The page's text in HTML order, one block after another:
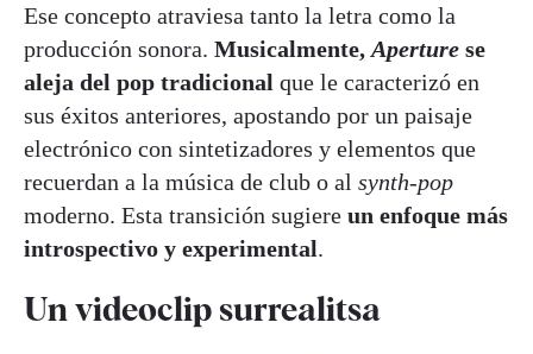
Ese concepto atraviesa tanto la letra como la
producción sonora. Musicalmente, Aperture se
aleja del pop tradicional que le caracterizó en
sus éxitos anteriores, apostando por un paisaje
electrónico con sintetizadores y elementos que
recuerdan a la música de club o al synth-pop
moderno. Esta transición sugiere un enfoque más
introspectivo y experimental.
Un videoclip surrealitsa